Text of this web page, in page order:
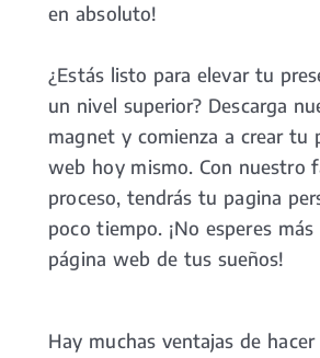
en absoluto!
¿Estás listo para elevar tu
un nivel superior? Descarga
magnet y comienza a crear tu
web hoy mismo. Con nuestro
proceso, tendrás tu pagina
poco tiempo. ¡No esperes más
página web de tus sueños!
Hay muchas ventajas de